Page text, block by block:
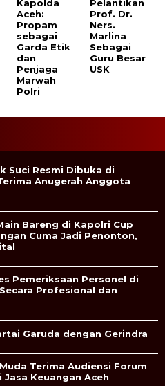
Kapolda
Aceh:
Propam
sebagai
Garda Etik
dan
Penjaga
Marwah
Polri
Pelantikan
Prof. Dr.
Ners.
Marlina
Sebagai
Guru Besar
USK
Suci Resmi Dibuka di
Anugerah Anggota
Bareng di Kapolri Cup
Cuma Jadi Penonton,
Pemeriksaan Personel di
Profesional dan
Garuda dengan Gerindra
Terima Audiensi Forum
Keuangan Aceh